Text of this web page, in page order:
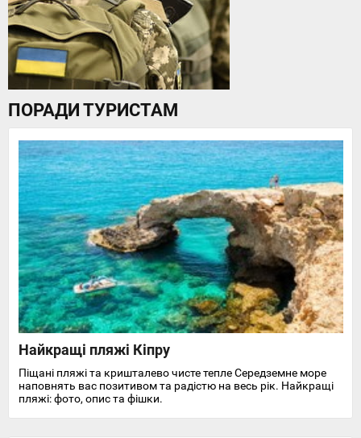
ПОРАДИ ТУРИСТАМ
Найкращі пляжі Кіпру
Піщані пляжі та кришталево чисте тепле Середземне море
наповнять вас позитивом та радістю на весь рік. Найкращі
пляжі: фото, опис та фішки.